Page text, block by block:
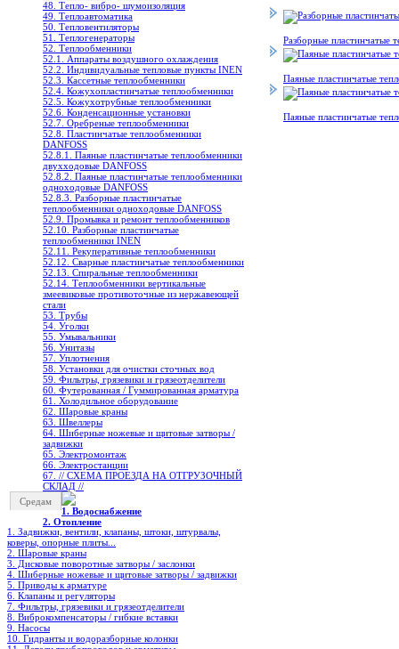
48. Тепло- вибро- шумоизоляция
49. Теплоавтоматика
50. Тепловентиляторы
51. Теплогенераторы
52. Теплообменники
52.1. Аппараты воздушного охлаждения
52.2. Индивидуальные тепловые пункты INEN
52.3. Кассетные теплообменники
52.4. Кожухопластинчатые теплообменники
52.5. Кожухотрубные теплообменники
52.6. Конденсационные установки
52.7. Оребреные теплообменники
52.8. Пластинчатые теплообменники
DANFOSS
52.8.1. Паяные пластинчатые теплообменники
двухходовые DANFOSS
52.8.2. Паяные пластинчатые теплообменники
одноходовые DANFOSS
52.8.3. Разборные пластинчатые
теплообменники одноходовые DANFOSS
52.9. Промывка и ремонт теплообменников
52.10. Разборные пластинчатые
теплообменники INEN
52.11. Рекуперативные теплообменники
52.12. Сварные пластинчатые теплообменники
52.13. Спиральные теплообменники
52.14. Теплообменники вертикальные
змеевиковые противоточные из нержавеющей
стали
53. Трубы
54. Уголки
55. Умывальники
56. Унитазы
57. Уплотнения
58. Установки для очистки сточных вод
59. Фильтры, грязевики и грязеотделители
60. Футерованная / Гуммированная арматура
61. Холодильное oборудование
62. Шаровые краны
63. Швеллеры
64. Шиберные ножевые и щитовые затворы /
задвижки
65. Электромонтаж
66. Электростанции
67. // СХЕМА ПРОЕЗДА НА ОТГРУЗОЧНЫЙ
СКЛАД //
Средам
1. Водоснабжение
2. Отопление
1. Задвижки, вентили, клапаны, штоки, штурвалы,
коверы, опорные плиты...
2. Шаровые краны
3. Дисковые поворотные затворы / заслонки
4. Шиберные ножевые и щитовые затворы / задвижки
5. Приводы к арматуре
6. Клапаны и регуляторы
7. Фильтры, грязевики и грязеотделители
8. Виброкомпенсаторы / гибкие вставки
9. Насосы
10. Гидранты и водоразборные колонки
Разборные пластинчатые
Паяные пластинчатые
Паяные пластинчатые